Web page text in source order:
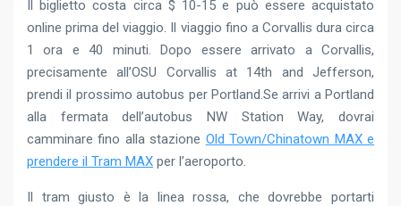
Il biglietto costa circa $ 10-15 e può essere acquistato
online prima del viaggio. Il viaggio fino a Corvallis dura circa
1 ora e 40 minuti. Dopo essere arrivato a Corvallis,
precisamente all’OSU Corvallis at 14th and Jefferson,
prendi il prossimo autobus per Portland.Se arrivi a Portland
alla fermata dell’autobus NW Station Way, dovrai
camminare fino alla stazione Old Town/Chinatown MAX e
prendere il Tram MAX per l’aeroporto.
Il tram giusto è la linea rossa, che dovrebbe portarti